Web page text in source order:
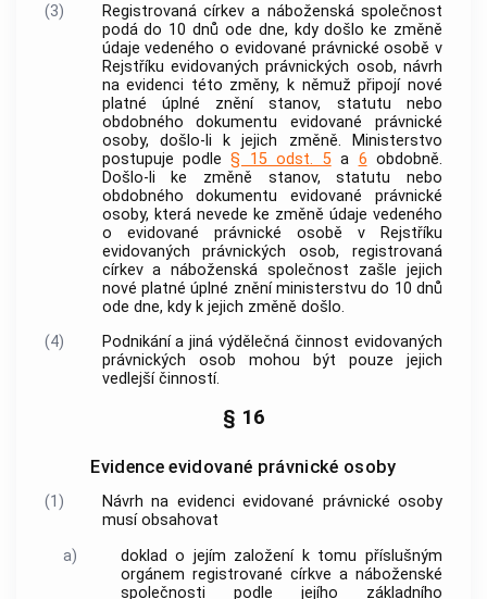
(3)
Registrovaná církev a náboženská společnost
podá do 10 dnů ode dne, kdy došlo ke změně
údaje vedeného o evidované právnické osobě v
Rejstříku evidovaných právnických osob, návrh
na evidenci této změny, k němuž připojí nové
platné úplné znění stanov, statutu nebo
obdobného dokumentuevidované právnické
osoby, došlo-li k jejich změně. Ministerstvo
postupuje podle§ 15 odst. 5a 6 obdobně.
Došlo-li ke změně stanov, statutu nebo
obdobného dokumentuevidované právnické
osoby, která nevede ke změně údaje vedeného
o evidované právnické osobě v Rejstříku
evidovaných právnických osob, registrovaná
církev a náboženská společnost zašle jejich
nové platné úplné znění ministerstvu do 10 dnů
ode dne, kdy k jejich změně došlo.
(4)
Podnikání a jiná výdělečná činnost evidovaných
právnických osob mohou být pouze jejich
vedlejší činností.
§ 16
Evidence evidované právnické osoby
(1) Návrh na evidenci evidované právnické osoby
musí obsahovat
a)
doklad o jejím založení k tomu příslušným
orgánem registrované církve a náboženské
společnosti podle jejího základního